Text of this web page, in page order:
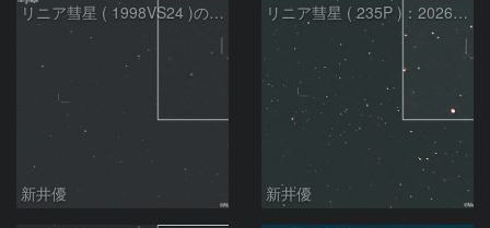
リニア彗星 ( 1998VS24 )の予報位置：2026/07/27
新井優
リニア彗星 ( 235P )：2026/07/09
新井優